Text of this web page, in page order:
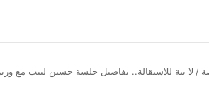
/ لا نية للاستقالة.. تفاصيل جلسة حسين لبيب مع